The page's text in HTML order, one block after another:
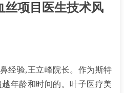
丝项目医生技术风
经验,王立峰院长。作为斯特
年龄和时间的。叶子医疗美